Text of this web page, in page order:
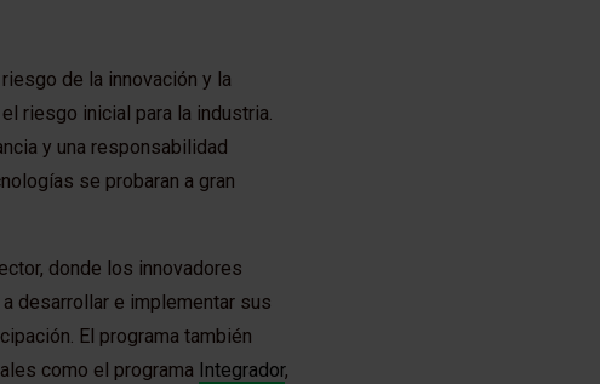
de la innovación y la
riesgo inicial para la industria.
y una responsabilidad
se probaran a gran
donde los innovadores
desarrollar e implementar sus
El programa también
como el programa Integrador,